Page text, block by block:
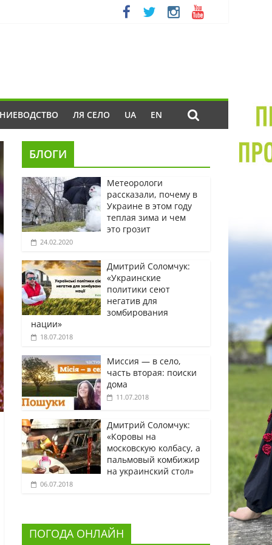
ЛЯ СЕЛО UA EN
БЛОГИ
Метеорологи
рассказали, почему в
Украине в этом году
теплая зима и чем
это грозит
24.02.2020
Дмитрий Соломчук:
«Украинские
политики сеют
негатив для
зомбирования
нации»
18.07.2018
Миссия — в село,
часть вторая: поиски
дома
11.07.2018
Дмитрий Соломчук:
«Коровы на
московскую колбасу, а
пальмовый комбижир
на украинский стол»
06.07.2018
ПОГОДА ОНЛАЙН